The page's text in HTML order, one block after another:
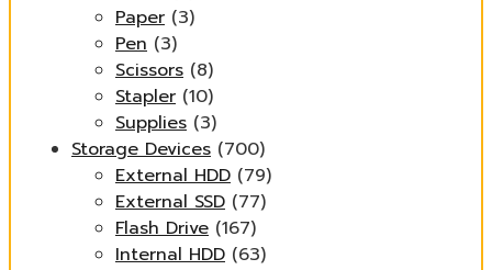
Paper (3)
Pen (3)
Scissors (8)
Stapler (10)
Supplies (3)
Storage Devices (700)
External HDD (79)
External SSD (77)
Flash Drive (167)
Internal HDD (63)